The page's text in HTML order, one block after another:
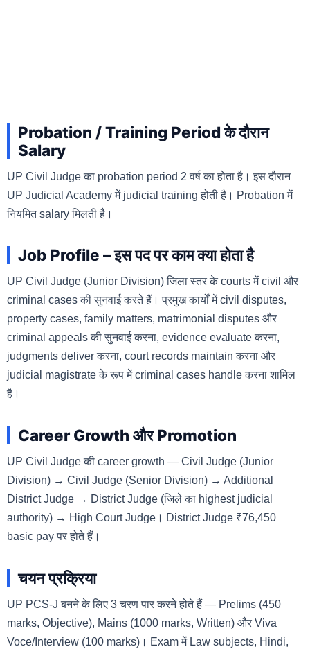
Probation / Training Period के दौरान
Salary
UP Civil Judge का probation period 2 वर्ष का होता है। इस दौरान
UP Judicial Academy में judicial training होती है। Probation में
नियमित salary मिलती है।
Job Profile – इस पद पर काम क्या होता है
UP Civil Judge (Junior Division) जिला स्तर के courts में civil और
criminal cases की सुनवाई करते हैं। प्रमुख कार्यों में civil disputes,
property cases, family matters, matrimonial disputes और
criminal appeals की सुनवाई करना, evidence evaluate करना,
judgments deliver करना, court records maintain करना और
judicial magistrate के रूप में criminal cases handle करना शामिल
है।
Career Growth और Promotion
UP Civil Judge की career growth — Civil Judge (Junior
Division) → Civil Judge (Senior Division) → Additional
District Judge → District Judge (जिले का highest judicial
authority) → High Court Judge। District Judge ₹76,450
basic pay पर होते हैं।
चयन प्रक्रिया
UP PCS-J बनने के लिए 3 चरण पार करने होते हैं — Prelims (450
marks, Objective), Mains (1000 marks, Written) और Viva
Voce/Interview (100 marks)। Exam में Law subjects, Hindi,